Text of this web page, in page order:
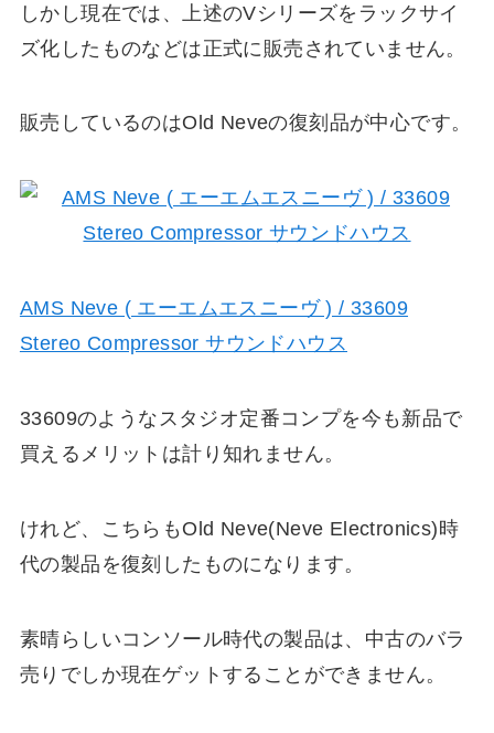
しかし現在では、上述のVシリーズをラックサイ
ズ化したものなどは正式に販売されていません。
販売しているのはOld Neveの復刻品が中心です。
AMS Neve ( エーエムエスニーヴ ) / 33609
Stereo Compressor サウンドハウス
33609のようなスタジオ定番コンプを今も新品で
買えるメリットは計り知れません。
けれど、こちらもOld Neve(Neve Electronics)時
代の製品を復刻したものになります。
素晴らしいコンソール時代の製品は、中古のバラ
売りでしか現在ゲットすることができません。